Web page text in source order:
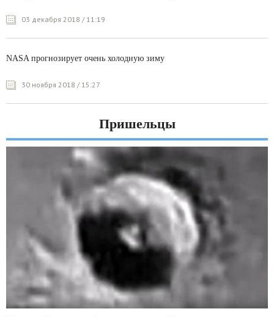
03 декабря 2018 / 11:19
NASA прогнозирует очень холодную зиму
30 ноября 2018 / 15:27
Пришельцы